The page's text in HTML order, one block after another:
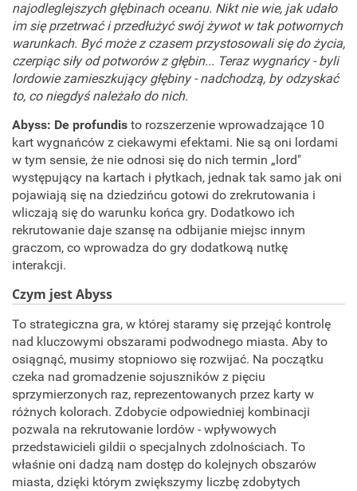
najodleglejszych głębinach oceanu. Nikt nie wie, jak udało
im się przetrwać i przedłużyć swój żywot w tak potwornych
warunkach. Być może z czasem przystosowali się do życia,
czerpiąc siły od potworów z głębin... Teraz wygnańcy - byli
lordowie zamieszkujący głębiny - nadchodzą, by odzyskać
to, co niegdyś należało do nich.
Abyss: De profundis to rozszerzenie wprowadzające 10
kart wygnańców z ciekawymi efektami. Nie są oni lordami
w tym sensie, że nie odnosi się do nich termin „lord"
występujący na kartach i płytkach, jednak tak samo jak oni
pojawiają się na dziedzińcu gotowi do zrekrutowania i
wliczają się do warunku końca gry. Dodatkowo ich
rekrutowanie daje szansę na odbijanie miejsc innym
graczom, co wprowadza do gry dodatkową nutkę
interakcji.
Czym jest Abyss
To strategiczna gra, w której staramy się przejąć kontrolę
nad kluczowymi obszarami podwodnego miasta. Aby to
osiągnąć, musimy stopniowo się rozwijać. Na początku
czeka nad gromadzenie sojuszników z pięciu
sprzymierzonych raz, reprezentowanych przez karty w
różnych kolorach. Zdobycie odpowiedniej kombinacji
pozwala na rekrutowanie lordów - wpływowych
przedstawicieli gildii o specjalnych zdolnościach. To
właśnie oni dadzą nam dostęp do kolejnych obszarów
miasta, dzięki którym zwiększymy liczbę zdobytych